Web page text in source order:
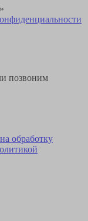
позвоним
обработку